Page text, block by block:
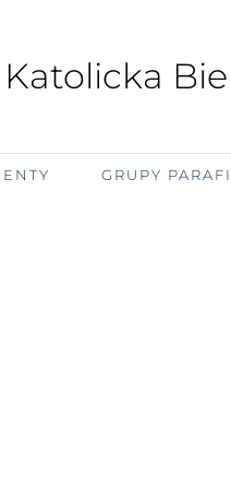
Katolicka
GRUPY